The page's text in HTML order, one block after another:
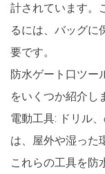
計されています。
るには、バッグに
要です。
防水ゲート口ツー
をいくつか紹介し
電動工具: ドリル
は、屋外や湿った
これらの工具を防